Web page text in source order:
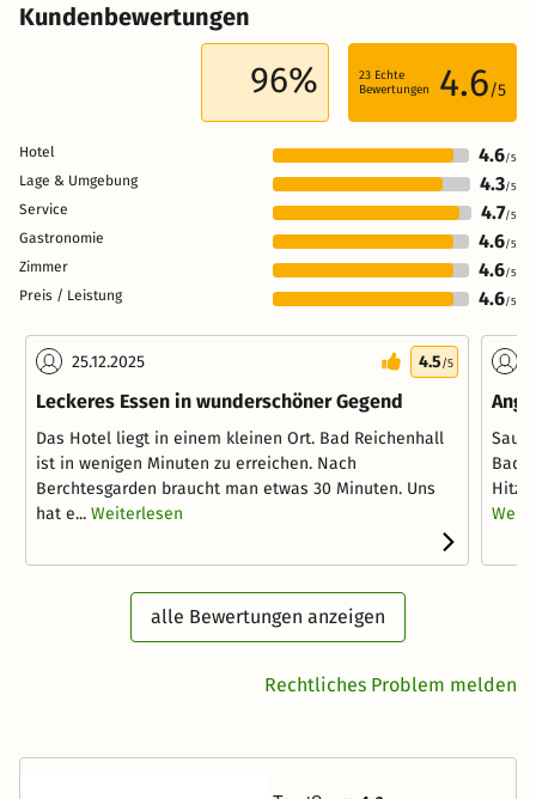
Kundenbewertungen
96% 23 Echte
Bewertungen
4.6/5
Hotel 4.6/5
Lage & Umgebung 4.3/5
Service 4.7/5
Gastronomie 4.6/5
Zimmer 4.6/5
Preis / Leistung 4.6/5
25.12.2025 4.5/5
Leckeres Essen in wunderschöner Gegend
Das Hotel liegt in einem kleinen Ort. Bad Reichenhall
ist in wenigen Minuten zu erreichen. Nach
Berchtesgarden braucht man etwas 30 Minuten. Uns
hat e... Weiterlesen
Hitze
alle Bewertungen anzeigen
Rechtliches Problem melden